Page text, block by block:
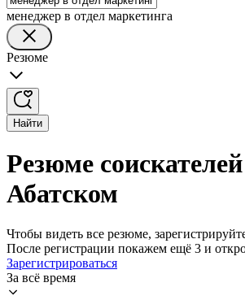
менеджер в отдел маркетинга
Резюме
Найти
Резюме
Абатском
Чтобы видеть все резюме,
После регистрации покажем ещё 3 и
Зарегистрироваться
За всё время